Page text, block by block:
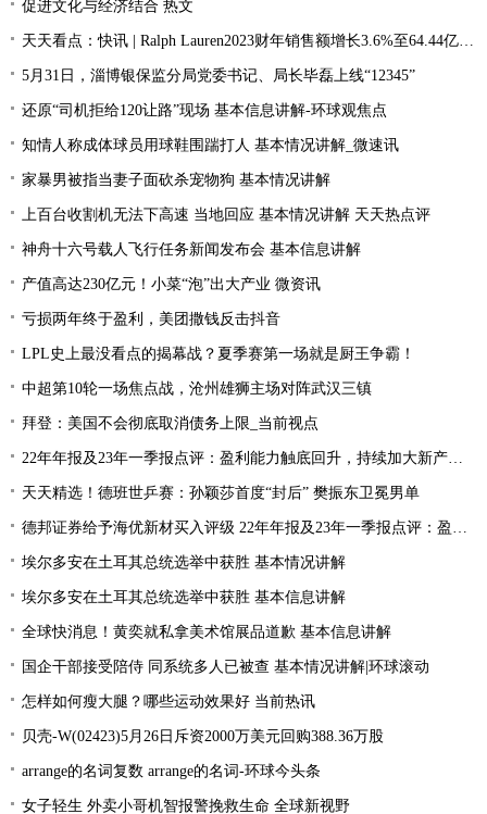
促进文化与经济结合 热文
天天看点：快讯 | Ralph Lauren2023财年销售额增长3.6%至64.44亿美元
5月31日，淄博银保监分局党委书记、局长毕磊上线“12345”
还原“司机拒给120让路”现场 基本信息讲解-环球观焦点
知情人称成体球员用球鞋围踹打人 基本情况讲解_微速讯
家暴男被指当妻子面砍杀宠物狗 基本情况讲解
上百台收割机无法下高速 当地回应 基本情况讲解 天天热点评
神舟十六号载人飞行任务新闻发布会 基本信息讲解
产值高达230亿元！小菜“泡”出大产业 微资讯
亏损两年终于盈利，美团撒钱反击抖音
LPL史上最没看点的揭幕战？夏季赛第一场就是厨王争霸！
中超第10轮一场焦点战，沧州雄狮主场对阵武汉三镇
拜登：美国不会彻底取消债务上限_当前视点
22年年报及23年一季报点评：盈利能力触底回升，持续加大新产品研发
天天精选！德班世乒赛：孙颖莎首度“封后” 樊振东卫冕男单
德邦证券给予海优新材买入评级 22年年报及23年一季报点评：盈利能力触底回升 持续加大新产品研发
埃尔多安在土耳其总统选举中获胜 基本情况讲解
埃尔多安在土耳其总统选举中获胜 基本信息讲解
全球快消息！黄奕就私拿美术馆展品道歉 基本信息讲解
国企干部接受陪侍 同系统多人已被查 基本情况讲解|环球滚动
怎样如何瘦大腿？哪些运动效果好 当前热讯
贝壳-W(02423)5月26日斥资2000万美元回购388.36万股
arrange的名词复数 arrange的名词-环球今头条
女子轻生 外卖小哥机智报警挽救生命 全球新视野